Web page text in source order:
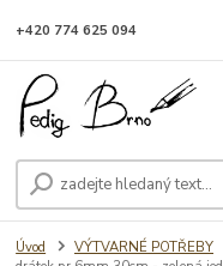
+420 774 625 094
Úvod VÝTVARNÉ POTŘEBY